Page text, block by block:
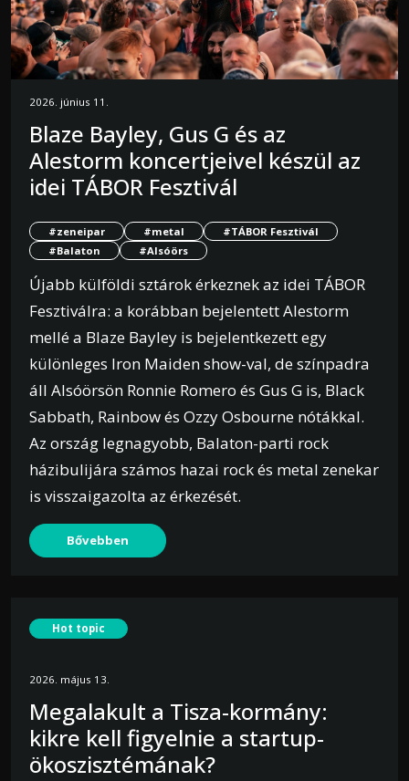
2026. június 11.
Blaze Bayley, Gus G és az
Alestorm koncertjeivel készül az
idei TÁBOR Fesztivál
#zeneipar #metal
#TÁBOR Fesztivál
#Balaton
#Alsóörs
Újabb külföldi sztárok érkeznek az idei TÁBOR
Fesztiválra: a korábban bejelentett Alestorm
mellé a Blaze Bayley is bejelentkezett egy
különleges Iron Maiden show-val, de színpadra
áll Alsóörsön Ronnie Romero és Gus G is, Black
Sabbath, Rainbow és Ozzy Osbourne nótákkal.
Az ország legnagyobb, Balaton-parti rock
házibulijára számos hazai rock és metal zenekar
is visszaigazolta az érkezését.
Bővebben
Hot topic
2026. május 13.
Megalakult a Tisza-kormány:
kikre kell figyelnie a startup-
ökoszisztémának?